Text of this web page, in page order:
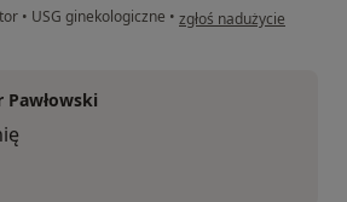
• USG ginekologiczne • w opinii użytkownika
zgłoś nadużycie